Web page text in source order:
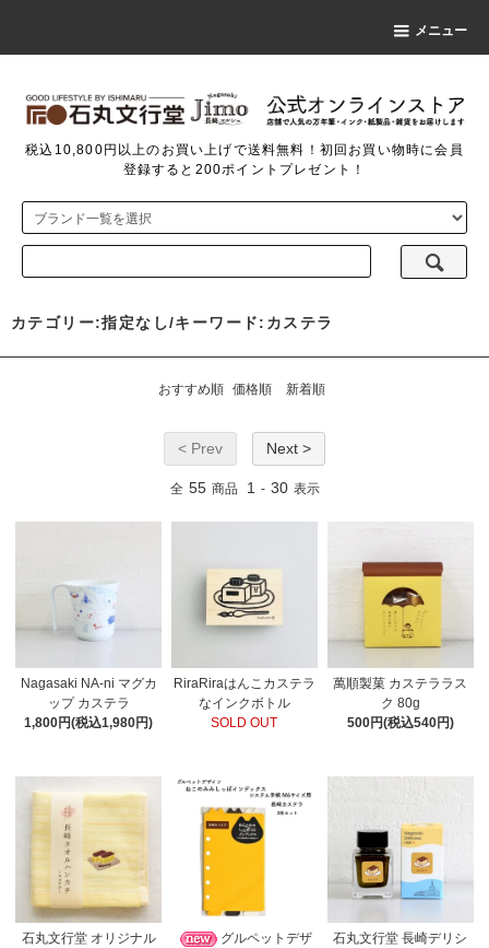
メニュー
税込10,800円以上のお買い上げで送料無料！初回お買い物時に会員
登録すると200ポイントプレゼント！
カテゴリー:指定なし/キーワード:カステラ
おすすめ順 価格順 新着順
< Prev Next >
全 55 商品 1 - 30 表示
Nagasaki NA-ni マグカ
ップ カステラ
1,800円(税込1,980円)
RiraRiraはんこカステラ
なインクボトル
SOLD OUT
萬順製菓 カステララス
ク 80g
500円(税込540円)
石丸文行堂 オリジナル
グルペットデザ
石丸文行堂 長崎デリシ